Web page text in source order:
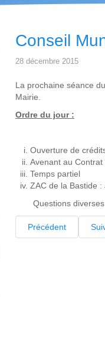
Conseil
28 décembre 2015
La prochaine séance
Mairie.
Ordre du jour :
Ouverture de
Avenant au
Temps partiel
ZAC de la Bastide
Questions diverses
Précédent